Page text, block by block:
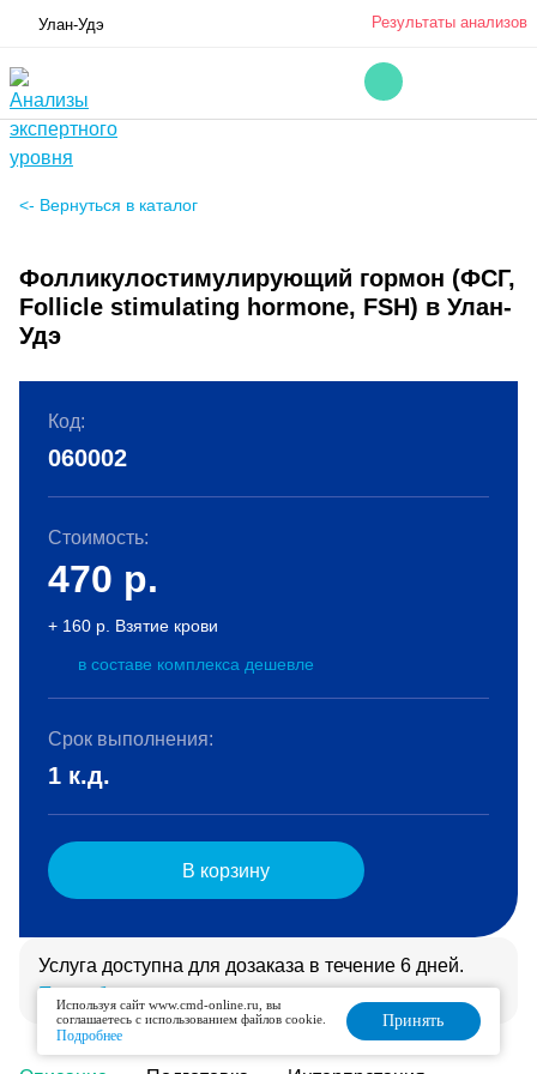
Улан-Удэ Результаты анализов
<- Вернуться в каталог
Фолликулостимулирующий гормон (ФСГ,
Follicle stimulating hormone, FSH) в Улан-
Удэ
Код:
060002
Стоимость:
470 р.
+ 160 р. Взятие крови
в составе комплекса дешевле
Срок выполнения:
1 к.д.
В корзину
Услуга доступна для дозаказа в течение 6 дней.
Подробнее
Используя сайт www.cmd-online.ru, вы
соглашаетесь с использованием файлов cookie.
Подробнее
Принять